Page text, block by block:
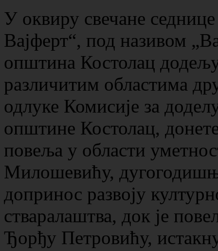
У оквиру свечане
Вајферт“, под називом
општина Костолац
различитим областима
одлуке Комисије за
општине Костолац,
повеља у области
Милошевићу,
допринос развоју
стваралаштва, док је
Ђорђу Петровићу,